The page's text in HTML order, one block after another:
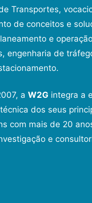
Transportes,
de conceitos e
e
engenharia de
a W2G integra a
dos seus
com mais de 20
e